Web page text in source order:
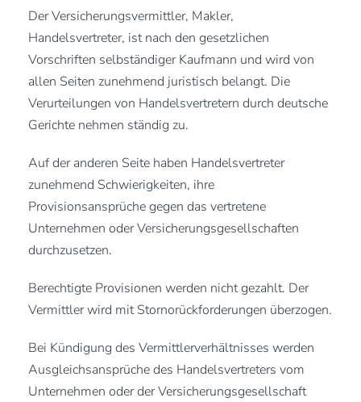
Der Versicherungsvermittler, Makler,
Handelsvertreter, ist nach den gesetzlichen
Vorschriften selbständiger Kaufmann und wird von
allen Seiten zunehmend juristisch belangt. Die
Verurteilungen von Handelsvertretern durch deutsche
Gerichte nehmen ständig zu.
Auf der anderen Seite haben Handelsvertreter
zunehmend Schwierigkeiten, ihre
Provisionsansprüche gegen das vertretene
Unternehmen oder Versicherungsgesellschaften
durchzusetzen.
Berechtigte Provisionen werden nicht gezahlt. Der
Vermittler wird mit Stornorückforderungen überzogen.
Bei Kündigung des Vermittlerverhältnisses werden
Ausgleichsansprüche des Handelsvertreters vom
Unternehmen oder der Versicherungsgesellschaft